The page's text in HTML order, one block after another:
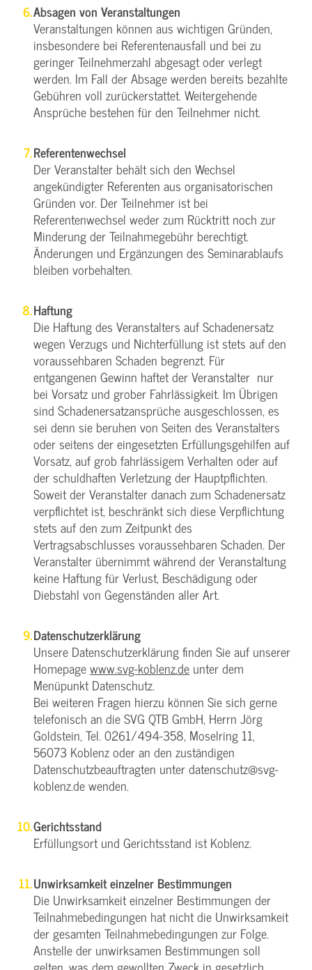
Absagen von Veranstaltungen
Veranstaltungen können aus wichtigen Gründen,
insbesondere bei Referentenausfall und bei zu
geringer Teilnehmerzahl abgesagt oder verlegt
werden. Im Fall der Absage werden bereits bezahlte
Gebühren voll zurückerstattet. Weitergehende
Ansprüche bestehen für den Teilnehmer nicht.
Referentenwechsel
Der Veranstalter behält sich den Wechsel
angekündigter Referenten aus organisatorischen
Gründen vor. Der Teilnehmer ist bei
Referentenwechsel weder zum Rücktritt noch zur
Minderung der Teilnahmegebühr berechtigt.
Änderungen und Ergänzungen des Seminarablaufs
bleiben vorbehalten.
Haftung
Die Haftung des Veranstalters auf Schadenersatz
wegen Verzugs und Nichterfüllung ist stets auf den
voraussehbaren Schaden begrenzt. Für
entgangenen Gewinn haftet der Veranstalter nur
bei Vorsatz und grober Fahrlässigkeit. Im Übrigen
sind Schadenersatzansprüche ausgeschlossen, es
sei denn sie beruhen von Seiten des Veranstalters
oder seitens der eingesetzten Erfüllungsgehilfen auf
Vorsatz, auf grob fahrlässigem Verhalten oder auf
der schuldhaften Verletzung der Hauptpflichten.
Soweit der Veranstalter danach zum Schadenersatz
verpflichtet ist, beschränkt sich diese Verpflichtung
stets auf den zum Zeitpunkt des
Vertragsabschlusses voraussehbaren Schaden. Der
Veranstalter übernimmt während der Veranstaltung
keine Haftung für Verlust, Beschädigung oder
Diebstahl von Gegenständen aller Art.
Datenschutzerklärung
Unsere Datenschutzerklärung finden Sie auf unserer
Homepagewww.svg-koblenz.de unter dem
Menüpunkt Datenschutz.
Bei weiteren Fragen hierzu können Sie sich gerne
telefonisch an die SVG QTB GmbH, Herrn Jörg
Goldstein, Tel. 0261/494-358, Moselring 11,
56073 Koblenz oder an den zuständigen
Datenschutzbeauftragten unter datenschutz@svg-
koblenz.de wenden.
Gerichtsstand
Erfüllungsort und Gerichtsstand ist Koblenz.
Unwirksamkeit einzelner Bestimmungen
Die Unwirksamkeit einzelner Bestimmungen der
Teilnahmebedingungen hat nicht die Unwirksamkeit
der gesamten Teilnahmebedingungen zur Folge.
Anstelle der unwirksamen Bestimmungen soll